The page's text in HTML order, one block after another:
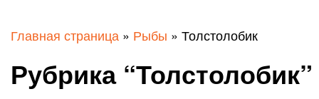
Главная страница » Рыбы » Толстолобик
Рубрика “Толстолобик”